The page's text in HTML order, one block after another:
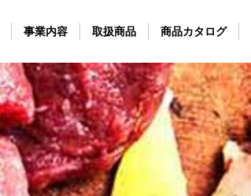
事業内容 取扱商品 商品カタログ